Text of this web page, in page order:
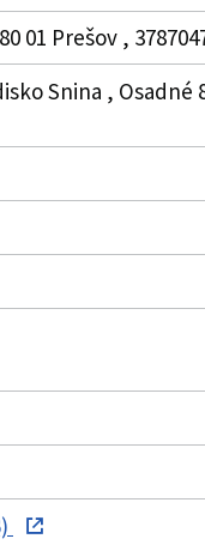
01 Prešov ,
Snina , Osadné